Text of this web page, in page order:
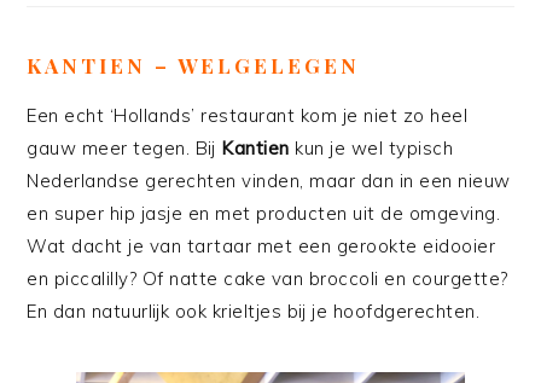
KANTIEN – WELGELEGEN
Een echt ‘Hollands’ restaurant kom je niet zo heel
gauw meer tegen. Bij Kantien kun je wel typisch
Nederlandse gerechten vinden, maar dan in een nieuw
en super hip jasje en met producten uit de omgeving.
Wat dacht je van tartaar met een gerookte eidooier
en piccalilly? Of natte cake van broccoli en courgette?
En dan natuurlijk ook krieltjes bij je hoofdgerechten.